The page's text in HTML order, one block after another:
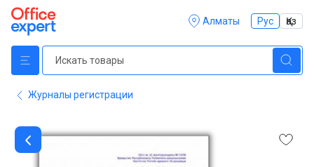
Алматы Рус Қаз
Журналы регистрации